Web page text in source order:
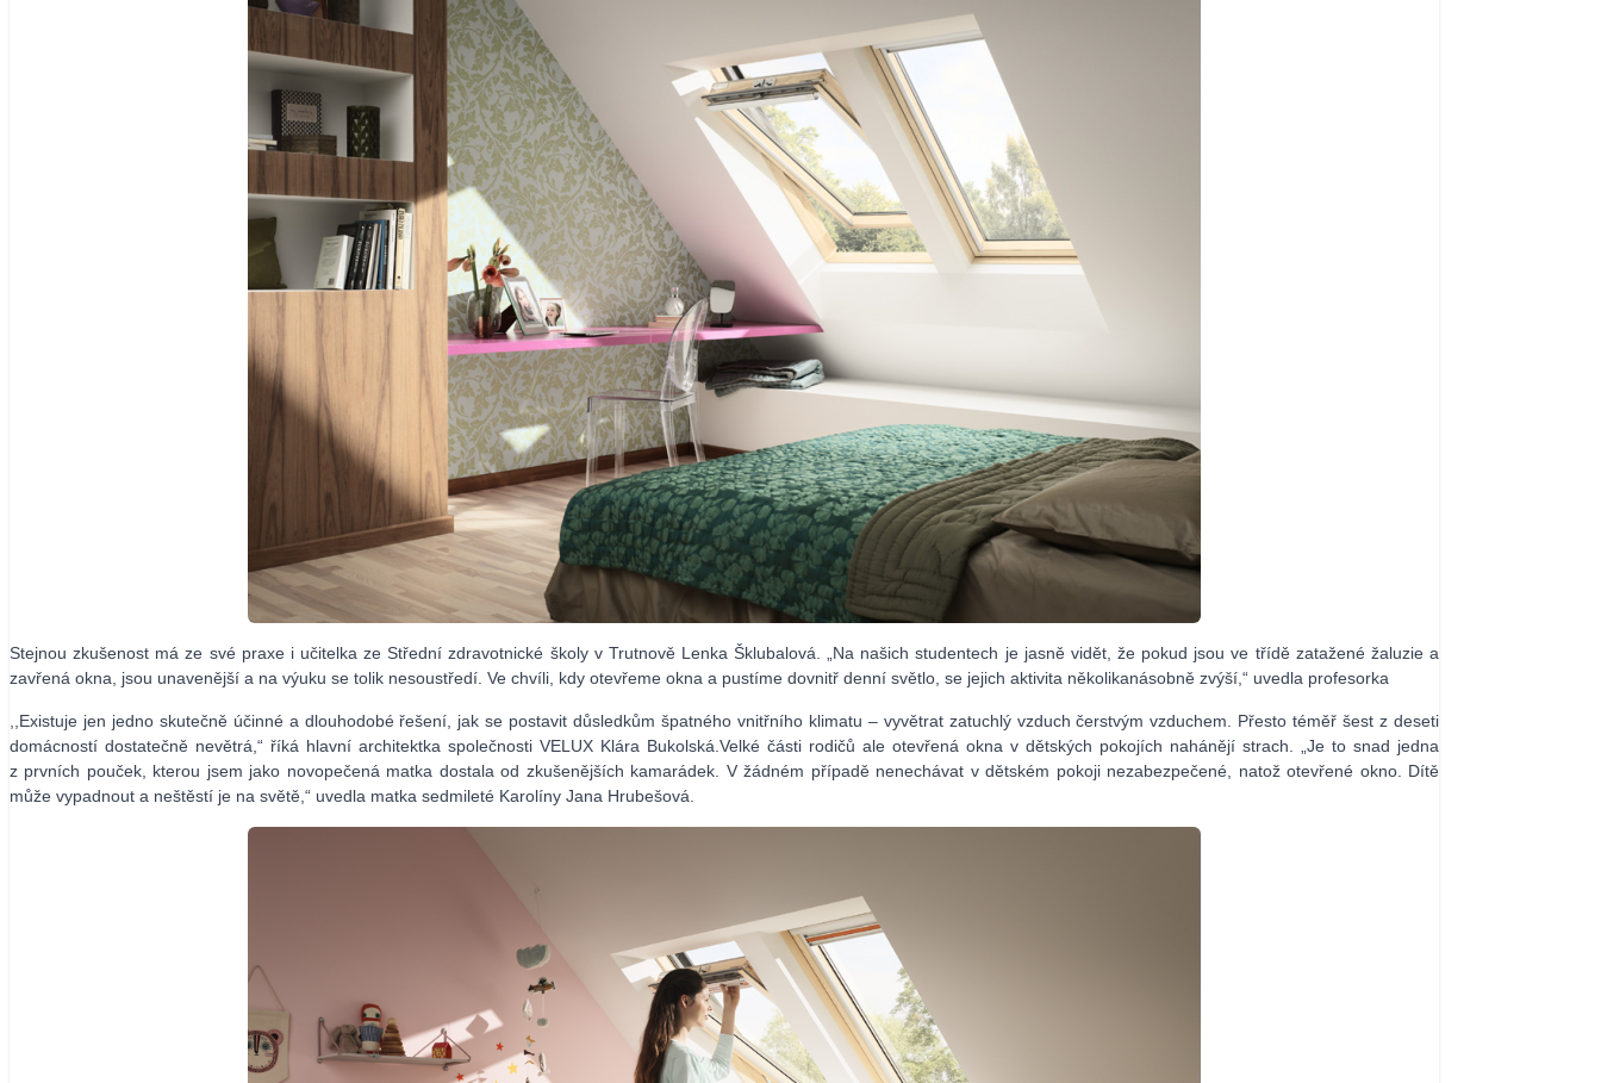
Stejnou zkušenost má ze své praxe i učitelka ze Střední zdravotnické školy v Trutnově Lenka Šklubalová. „Na našich studentech je jasně vidět, že pokud jsou ve třídě zatažené žaluzie a
zavřená okna, jsou unavenější a na výuku se tolik nesoustředí. Ve chvíli, kdy otevřeme okna a pustíme dovnitř denní světlo, se jejich aktivita několikanásobně zvýší,“ uvedla profesorka
,,Existuje jen jedno skutečně účinné a dlouhodobé řešení, jak se postavit důsledkům špatného vnitřního klimatu – vyvětrat zatuchlý vzduch čerstvým vzduchem. Přesto téměř šest z deseti
domácností dostatečně nevětrá,“ říká hlavní architektka společnosti VELUX Klára Bukolská.Velké části rodičů ale otevřená okna v dětských pokojích nahánějí strach. „Je to snad jedna
z prvních pouček, kterou jsem jako novopečená matka dostala od zkušenějších kamarádek. V žádném případě nenechávat v dětském pokoji nezabezpečené, natož otevřené okno. Dítě
může vypadnout a neštěstí je na světě,“ uvedla matka sedmileté Karolíny Jana Hrubešová.